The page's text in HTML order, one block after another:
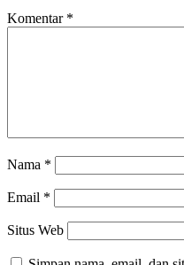
Komentar *
Nama *
Email *
Situs Web